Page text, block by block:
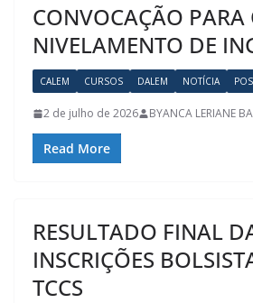
CONVOCAÇÃO PARA
NIVELAMENTO DE
CALEM CURSOS DALEM NOTÍCIA
2 de julho de 2026 BYANCA LERIANE
Read More
RESULTADO FINAL
INSCRIÇÕES
TCCS